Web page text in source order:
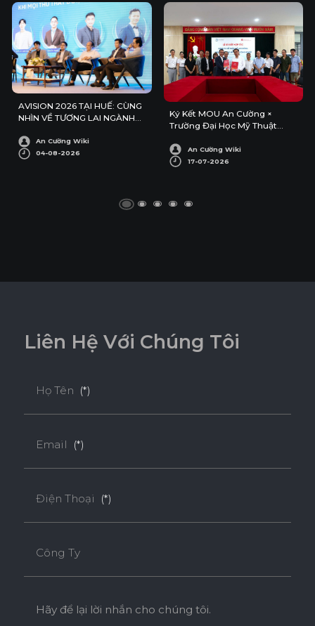
AVISION 2026 TẠI HUẾ: CÙNG
NHÌN VỀ TƯƠNG LAI NGÀNH
An Cường Wiki
04-08-2026
Ký Kết MOU An Cường ×
Trường Đại Học Mỹ Thuật
An Cường Wiki
17-07-2026
Liên Hệ Với Chúng Tôi
Họ Tên (*)
Email (*)
Điện Thoại (*)
Công Ty
Hãy để lại lời nhắn cho chúng tôi.